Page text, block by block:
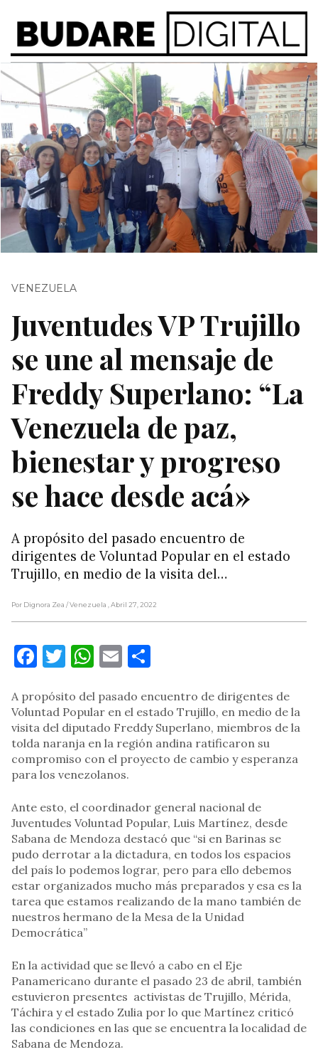
VENEZUELA
Juventudes VP Trujillo
se une al mensaje de
Freddy Superlano: “La
Venezuela de paz,
bienestar y progreso
se hace desde acá»
A propósito del pasado encuentro de
dirigentes de Voluntad Popular en el estado
Trujillo, en medio de la visita del…
Por Dignora Zea / Venezuela , Abril 27, 2022
Facebook
Twitter
WhatsApp
Email
A propósito del pasado encuentro de dirigentes de
Voluntad Popular en el estado Trujillo, en medio de la
visita del diputado Freddy Superlano, miembros de la
tolda naranja en la región andina ratificaron su
compromiso con el proyecto de cambio y esperanza
para los venezolanos.
Ante esto, el coordinador general nacional de
Juventudes Voluntad Popular, Luis Martínez, desde
Sabana de Mendoza destacó que “si en Barinas se
pudo derrotar a la dictadura, en todos los espacios
del país lo podemos lograr, pero para ello debemos
estar organizados mucho más preparados y esa es la
tarea que estamos realizando de la mano también de
nuestros hermano de la Mesa de la Unidad
Democrática”
En la actividad que se llevó a cabo en el Eje
Panamericano durante el pasado 23 de abril, también
estuvieron presentes activistas de Trujillo, Mérida,
Táchira y el estado Zulia por lo que Martínez criticó
las condiciones en las que se encuentra la localidad de
Sabana de Mendoza.